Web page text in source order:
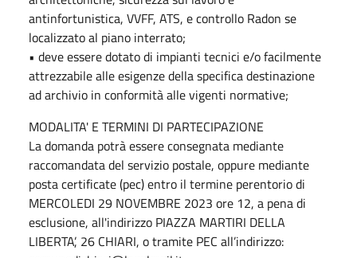
antinfortunistica, VVFF, ATS, e controllo Radon se
localizzato al piano interrato;
• deve essere dotato di impianti tecnici e/o facilmente
attrezzabile alle esigenze della specifica destinazione
ad archivio in conformità alle vigenti normative;
MODALITA' E TERMINI DI PARTECIPAZIONE
La domanda potrà essere consegnata mediante
raccomandata del servizio postale, oppure mediante
posta certificate (pec) entro il termine perentorio di
MERCOLEDI 29 NOVEMBRE 2023 ore 12, a pena di
esclusione, all'indirizzo PIAZZA MARTIRI DELLA
LIBERTA’, 26 CHIARI, o tramite PEC all’indirizzo: